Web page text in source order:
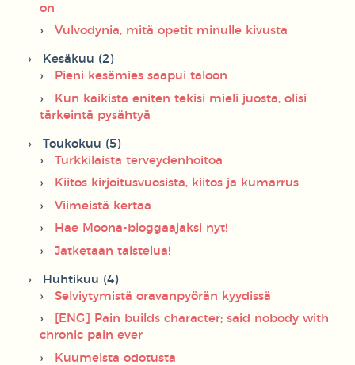
on
Vulvodynia, mitä opetit minulle kivusta
Kesäkuu (2)
Pieni kesämies saapui taloon
Kun kaikista eniten tekisi mieli juosta, olisi
tärkeintä pysähtyä
Toukokuu (5)
Turkkilaista terveydenhoitoa
Kiitos kirjoitusvuosista, kiitos ja kumarrus
Viimeistä kertaa
Hae Moona-bloggaajaksi nyt!
Jatketaan taistelua!
Huhtikuu (4)
Selviytymistä oravanpyörän kyydissä
[ENG] Pain builds character; said nobody with
chronic pain ever
Kuumeista odotusta